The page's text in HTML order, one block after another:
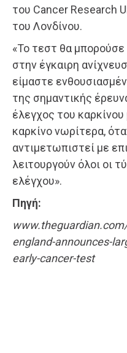
του Cancer Research
του Λονδίνου.
«Το τεστ θα
στην έγκαιρη
είμαστε
της σημαντικής
έλεγχος του
καρκίνο νωρίτερα,
αντιμετωπιστεί με
λειτουργούν όλοι οι
ελέγχου».
Πηγή:
england-announces-
early-cancer-test